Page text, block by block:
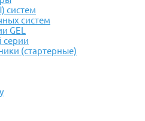
систем
систем
GEL
серии
(стартерные)